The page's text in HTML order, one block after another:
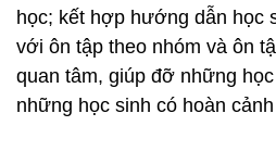
học; kết hợp hướng dẫn học
với ôn tập theo nhóm và ôn
quan tâm, giúp đỡ những
những học sinh có hoàn